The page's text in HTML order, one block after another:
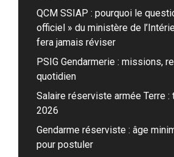
QCM SSIAP : pourquoi le
officiel » du ministère de
fera jamais réviser
PSIG Gendarmerie : missions,
quotidien
Salaire réserviste armée Terre :
2026
Gendarme réserviste : âge
pour postuler